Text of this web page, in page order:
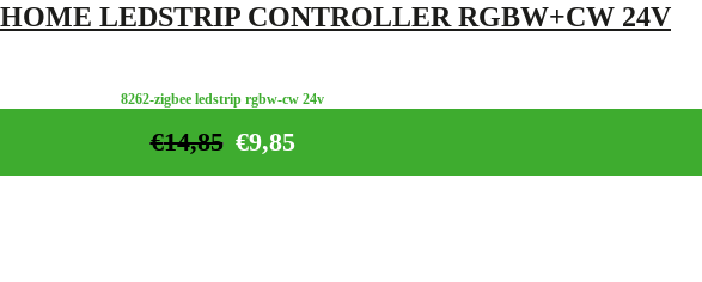
LEDSTRIP CONTROLLER RGBW+CW 24V
8262-zigbee ledstrip rgbw-cw 24v
€9,85
€14,85